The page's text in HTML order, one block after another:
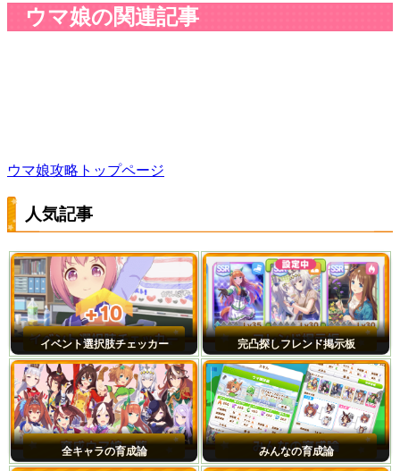
ウマ娘の関連記事
ウマ娘攻略トップページ
人気記事
イベント選択肢チェッカー 完凸探しフレンド掲示板
全キャラの育成論 みんなの育成論